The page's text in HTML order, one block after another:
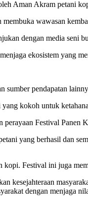
Aman Akram petani
wawasan
dengan media seni
ekosistem yang
pendapatan
kokoh untuk
Festival
yang berhasil dan
kopi. Festival ini juga
kesejahteraan
dengan menjaga